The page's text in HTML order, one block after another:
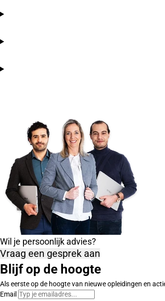
Wil je persoonlijk advies?
Vraag een gesprek aan
Blijf op de hoogte
Als eerste op de hoogte van nieuwe opleidingen en
Email